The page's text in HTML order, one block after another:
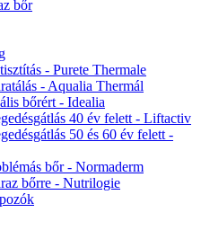
bőr
- Purete Thermale
- Aqualia Thermál
bőrért - Idealia
40 év felett - Liftactiv
50 és 60 év felett -
bőr - Normaderm
bőrre - Nutrilogie